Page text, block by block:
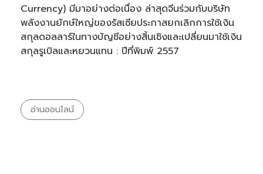
Currency) มีมาอย่างต่อเนื่อง ล่าสุดจีนร่วมกับบริษัท
พลังงานยักษ์ใหญ่ของรัสเซียประกาสยกเลิกการใช้เงิน
สกุลดอลลาร์ในทางบัญชีอย่างสิ้นเชิงและเปลี่ยนมาใช้เงิน
สกุลรูเบิลและหยวนแทน : ปีที่พิมพ์ 2557
อ่านออนไลน์